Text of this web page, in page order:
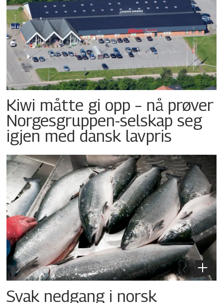
Kiwi måtte gi opp – nå prøver
Norgesgruppen-selskap seg
igjen med dansk lavpris
Svak nedgang i norsk